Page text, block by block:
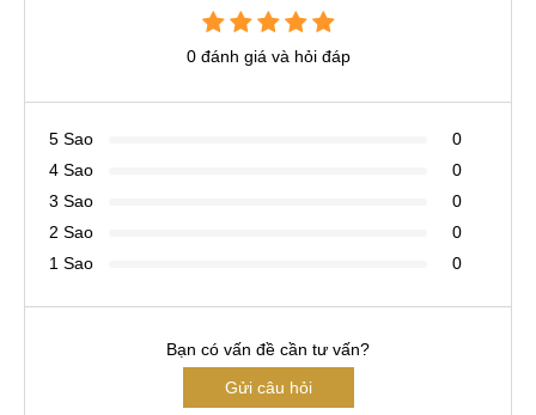
0 đánh giá và hỏi đáp
5 Sao
0
4 Sao
0
3 Sao
0
2 Sao
0
1 Sao
0
Bạn có vấn đề cần tư vấn?
Gửi câu hỏi